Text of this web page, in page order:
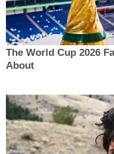
The World Cup 2026
About